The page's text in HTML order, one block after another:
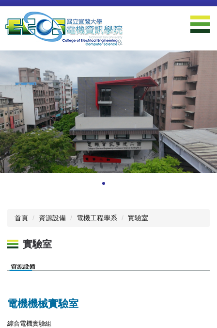
跳
到
主
要
區
首頁 資源設備 電機工程學系 實驗室
實驗室
電機機械實驗室
綜合電機實驗組